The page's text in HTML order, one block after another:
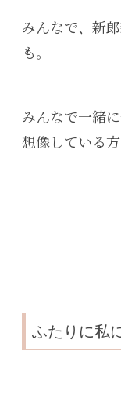
みんなで、新
も。
みんなで一緒
想像している
ふたりに私